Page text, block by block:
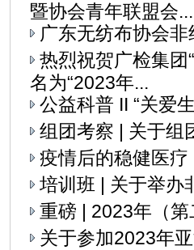
暨协会青年联盟会...
广东无纺布协会
热烈祝贺广检集团
名为“2023年...
公益科普 II “关爱
组团考察 | 关于组
疫情后的稳健医
培训班 | 关于举办
重磅 | 2023年（
关于参加2023年